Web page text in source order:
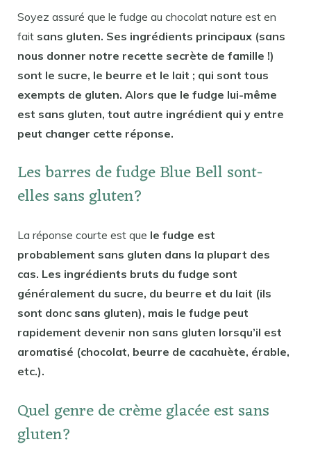
Soyez assuré que le fudge au chocolat nature est en
fait sans gluten. Ses ingrédients principaux (sans
nous donner notre recette secrète de famille !)
sont le sucre, le beurre et le lait ; qui sont tous
exempts de gluten. Alors que le fudge lui-même
est sans gluten, tout autre ingrédient qui y entre
peut changer cette réponse.
Les barres de fudge Blue Bell sont-
elles sans gluten?
La réponse courte est que le fudge est
probablement sans gluten dans la plupart des
cas. Les ingrédients bruts du fudge sont
généralement du sucre, du beurre et du lait (ils
sont donc sans gluten), mais le fudge peut
rapidement devenir non sans gluten lorsqu’il est
aromatisé (chocolat, beurre de cacahuète, érable,
etc.).
Quel genre de crème glacée est sans
gluten?